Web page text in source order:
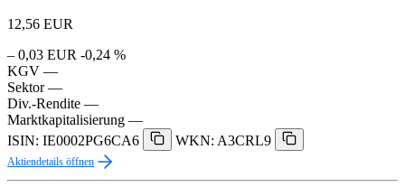
12,56 EUR
– 0,03 EUR -0,24 %
KGV —
Sektor —
Div.-Rendite —
Marktkapitalisierung —
ISIN: IE0002PG6CA6
WKN: A3CRL9
Aktiendetails öffnen